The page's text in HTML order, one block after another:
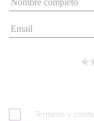
Términos y